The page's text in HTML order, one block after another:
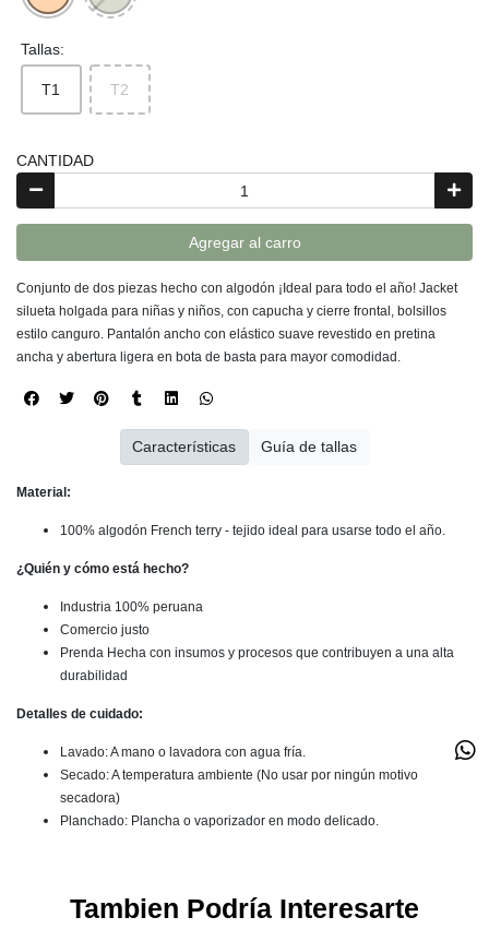
Tallas:
T1 T2
CANTIDAD
Agregar al carro
Conjunto de dos piezas hecho con algodón ¡Ideal para todo el año! Jacket
silueta holgada para niñas y niños, con capucha y cierre frontal, bolsillos
estilo canguro. Pantalón ancho con elástico suave revestido en pretina
ancha y abertura ligera en bota de basta para mayor comodidad.
Material:
100% algodón French terry - tejido ideal para usarse todo el año.
¿Quién y cómo está hecho?
Industria 100% peruana
Comercio justo
Prenda Hecha con insumos y procesos que contribuyen a una alta
durabilidad
Detalles de cuidado:
Lavado: A mano o lavadora con agua fría.
Secado: A temperatura ambiente (No usar por ningún motivo
secadora)
Planchado: Plancha o vaporizador en modo delicado.
Características Guía de tallas
Tambien Podría Interesarte